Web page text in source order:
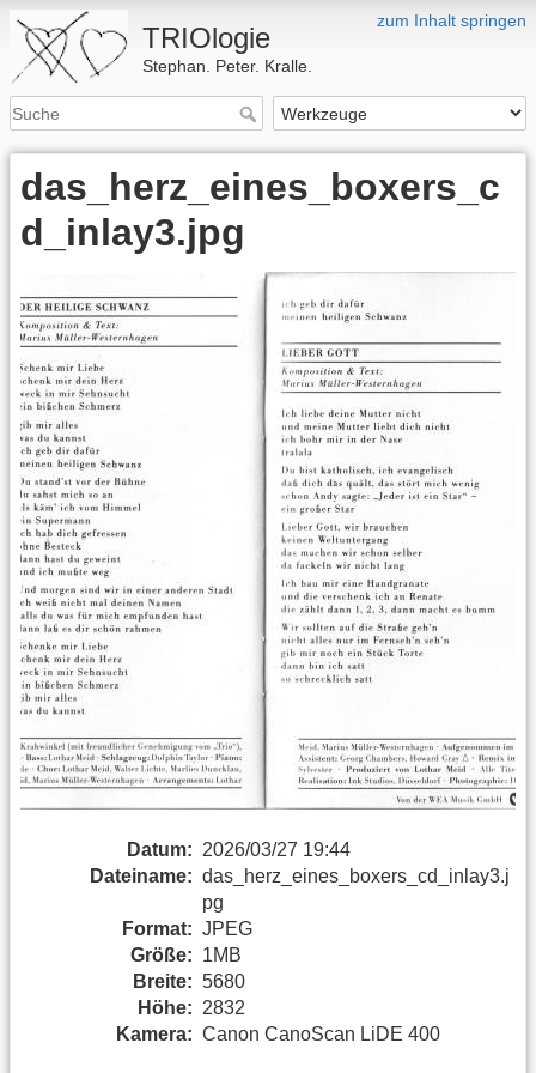
zum Inhalt springen
TRIOlogie
Stephan. Peter. Kralle.
das_herz_eines_boxers_c
d_inlay3.jpg
Datum: 2026/03/27 19:44
Dateiname: das_herz_eines_boxers_cd_inlay3.j
pg
Format: JPEG
Größe: 1MB
Breite: 5680
Höhe: 2832
Kamera: Canon CanoScan LiDE 400